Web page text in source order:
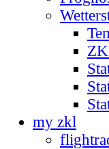
my zkl